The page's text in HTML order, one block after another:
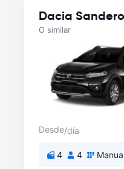
O similar
Desde/día
4 4